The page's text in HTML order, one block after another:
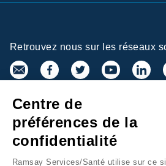
Retrouvez nous sur les réseaux
Inscrivez-vous à la newsletter
Centre de
préférences de la
confidentialité
Ramsay Services/Santé utilise sur ce